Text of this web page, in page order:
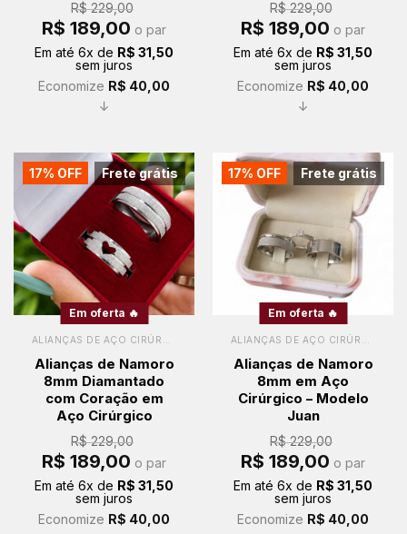
R$229,00
O
preço
era:
R$ 229,00.
R$ 189,00 preço
atual
é:
R$ 189,00.
o par
Em até 6x de R$ 31,50
sem juros
Economize R$ 40,00
↓
R$229,00
O
preço
era:
R$ 229,00.
R$ 189,00 preço
atual
é:
R$ 189,00.
o par
Em até 6x de R$ 31,50
sem juros
Economize R$ 40,00
↓
Frete grátis
17% OFF
Em oferta 🔥
Alianças de Namoro
8mm Diamantado
com Coração em
Aço Cirúrgico
R$229,00
O
preço
era:
R$ 229,00.
R$ 189,00 preço
é:
R$ 189,00.
o par
Em até 6x de R$ 31,50
sem juros
Economize R$ 40,00
Frete grátis
17% OFF
Em oferta 🔥
Alianças de Namoro
8mm em Aço
Cirúrgico – Modelo
Juan
R$229,00
O
preço
era:
R$ 229,00.
R$ 189,00 preço
é:
R$ 189,00.
o par
Em até 6x de R$ 31,50
sem juros
Economize R$ 40,00